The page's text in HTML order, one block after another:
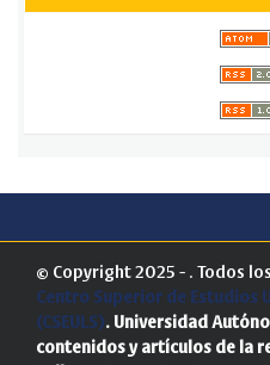
© Copyright 2025 - . Todos
Centro Superior de Estudios
(CSEULS). Universidad
contenidos y artículos de la